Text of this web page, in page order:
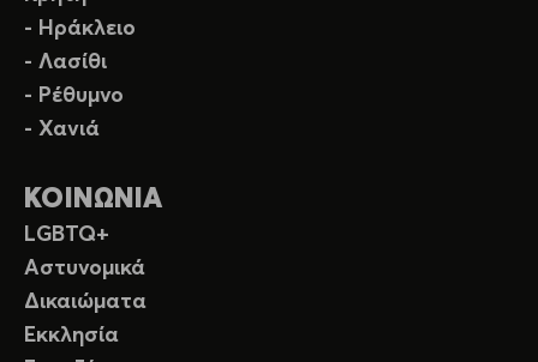
- Ηράκλειο
- Λασίθι
- Ρέθυμνο
- Χανιά
ΚΟΙΝΩΝΙΑ
LGBTQ+
Αστυνομικά
Δικαιώματα
Εκκλησία